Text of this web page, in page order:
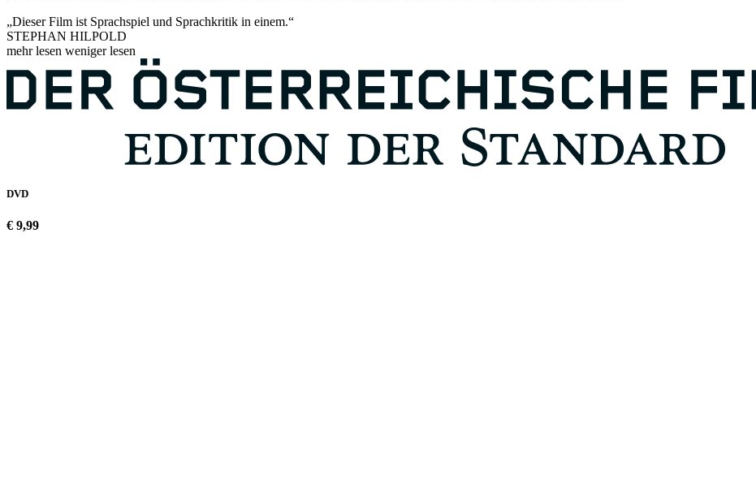
„Dieser Film ist Sprachspiel und Sprachkritik in einem.“
STEPHAN HILPOLD
mehr lesen weniger lesen
DVD
€ 9,99